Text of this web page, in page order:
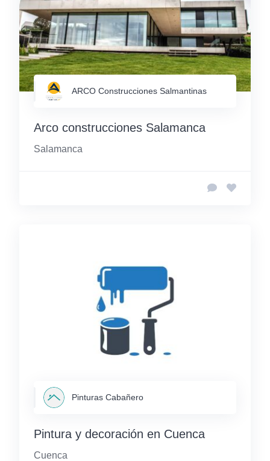
ARCO Construcciones Salmantinas
Arco construcciones Salamanca
Salamanca
Pinturas Cabañero
Pintura y decoración en Cuenca
Cuenca